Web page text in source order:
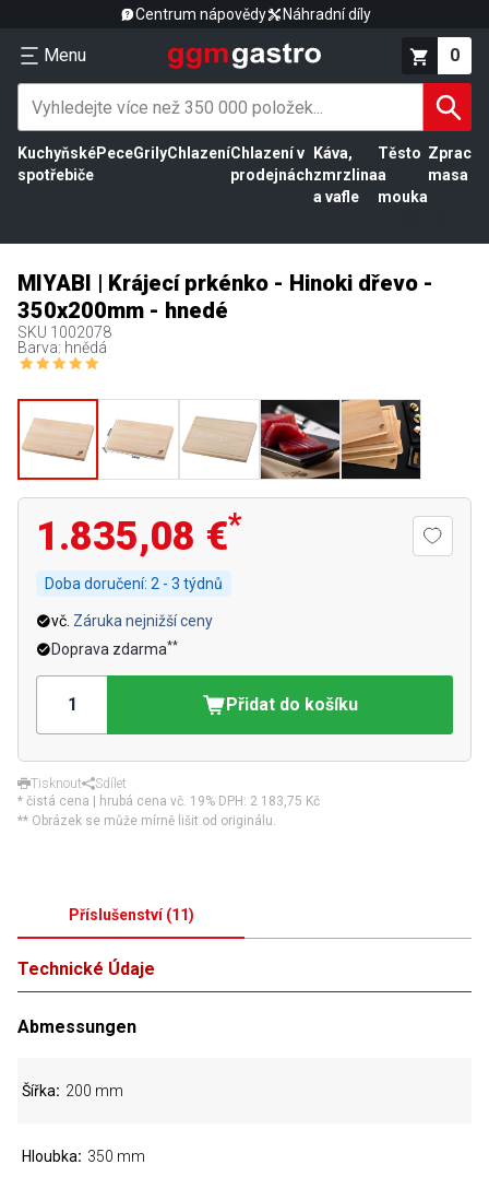
Centrum nápovědy Náhradní díly
Menu 0
Kuchyňské
spotřebiče
PeceGrilyChlazeníChlazení v
prodejnách
Káva,
zmrzlina
a vafle
Těsto
a
mouka
masa
MIYABI | Krájecí prkénko - Hinoki dřevo -
350x200mm - hnedé
SKU 1002078
Barva: hnědá
1.835,08 €*
Doba doručení: 2 - 3 týdnů
vč. Záruka nejnižší ceny
Doprava zdarma**
Přidat do košíku
Tisknout
Sdílet
* čistá cena | hrubá cena vč. 19% DPH: 2 183,75 Kč
** Obrázek se může mírně lišit od originálu.
Příslušenství(11)
Technické Údaje
Abmessungen
Šířka 200 mm
Hloubka 350 mm